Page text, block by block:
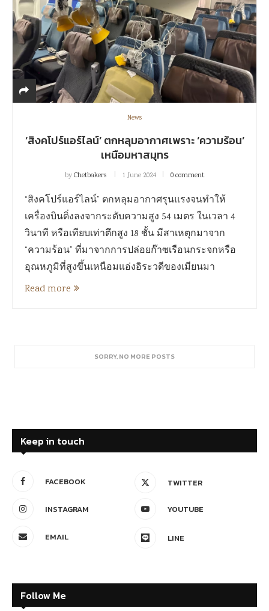
News
‘สิงคโปร์แอร์ไลน์’ ตกหลุมอากาศเพราะ ‘ความร้อน’
เหนือมหาสมุทร
byChetbakers 1 June 2024 0 comment
“สิงคโปร์แอร์ไลน์” ตกหลุมอากาศรุนแรงจนทำให้
เครื่องบินดิ่งลงจากระดับความสูง 54 เมตร ในเวลา 4
วินาที หรือเทียบเท่าตึกสูง 18 ชั้น มีสาเหตุกมาจาก
“ความร้อน” ที่มาจากการปล่อยก๊าซเรือนกระจกหรือ
อุณหภูมิที่สูงขึ้นเหนือมแอ่งอิระวดีของเมียนมา
Read more